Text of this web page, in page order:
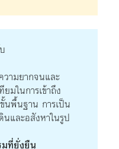
ามยากจนและ
มในการเข้าถึง
นพื้นฐาน การเป็น
และอสังหาในรูป
มที่ยั่งยืน